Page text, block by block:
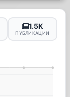
1.5K
ПУБЛИКАЦИИ